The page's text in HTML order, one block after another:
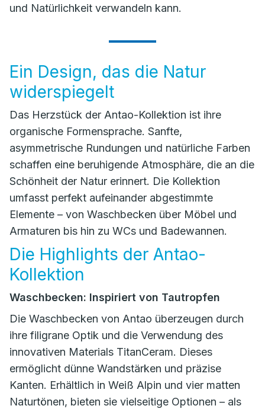
und Natürlichkeit verwandeln kann.
Ein Design, das die Natur
widerspiegelt
Das Herzstück der Antao-Kollektion ist ihre
organische Formensprache. Sanfte,
asymmetrische Rundungen und natürliche Farben
schaffen eine beruhigende Atmosphäre, die an die
Schönheit der Natur erinnert. Die Kollektion
umfasst perfekt aufeinander abgestimmte
Elemente – von Waschbecken über Möbel und
Armaturen bis hin zu WCs und Badewannen.
Die Highlights der Antao-
Kollektion
Waschbecken: Inspiriert von Tautropfen
Die Waschbecken von Antao überzeugen durch
ihre filigrane Optik und die Verwendung des
innovativen Materials TitanCeram. Dieses
ermöglicht dünne Wandstärken und präzise
Kanten. Erhältlich in Weiß Alpin und vier matten
Naturtönen, bieten sie vielseitige Optionen – als